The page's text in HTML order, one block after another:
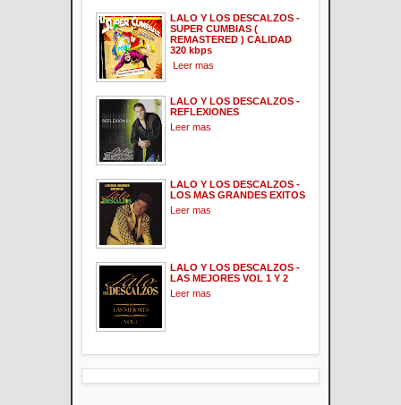
LALO Y LOS DESCALZOS -
SUPER CUMBIAS (
REMASTERED ) CALIDAD
320 kbps
Leer mas
LALO Y LOS DESCALZOS -
REFLEXIONES
Leer mas
LALO Y LOS DESCALZOS -
LOS MAS GRANDES EXITOS
Leer mas
LALO Y LOS DESCALZOS -
LAS MEJORES VOL 1 Y 2
Leer mas